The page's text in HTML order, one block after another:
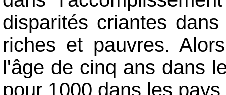
disparités criantes
riches et pauvres.
l'âge de cinq ans dans
pour 1000 dans les